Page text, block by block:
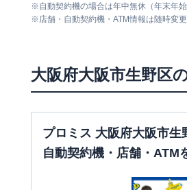
※自動契約機の場合は年中無休（年末年始
※店舗・自動契約機・ATM情報は随時変
大阪府大阪市生野区
プロミス 大阪府大阪市生
自動契約機・店舗・ATM